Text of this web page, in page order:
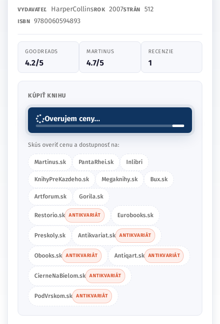
VYDAVATEĽ HarperCollinsROK 2007STRÁN 512
ISBN 9780060594893
GOODREADS
4.2/5
MARTINUS
4.7/5
RECENZIE
1
KÚPIŤ KNIHU
Overujem ceny...
Skús overiť cenu a dostupnosť na:
Martinus.sk PantaRhei.sk Inlibri
KnihyPreKazdeho.sk Megaknihy.sk Bux.sk
Artforum.sk Gorila.sk
Restorio.sk ANTIKVARIÁT Eurobooks.sk
Preskoly.sk Antikvariat.sk ANTIKVARIÁT
Obooks.sk ANTIKVARIÁT Antiqart.sk ANTIKVARIÁT
CierneNaBielom.sk ANTIKVARIÁT
PodVrskom.sk ANTIKVARIÁT